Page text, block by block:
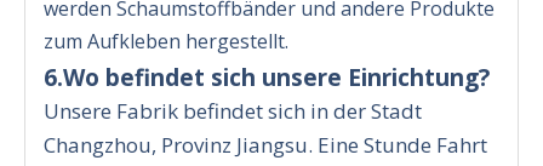
werden Schaumstoffbänder und andere Produkte
zum Aufkleben hergestellt.
6.Wo befindet sich unsere Einrichtung?
Unsere Fabrik befindet sich in der Stadt
Changzhou, Provinz Jiangsu. Eine Stunde Fahrt